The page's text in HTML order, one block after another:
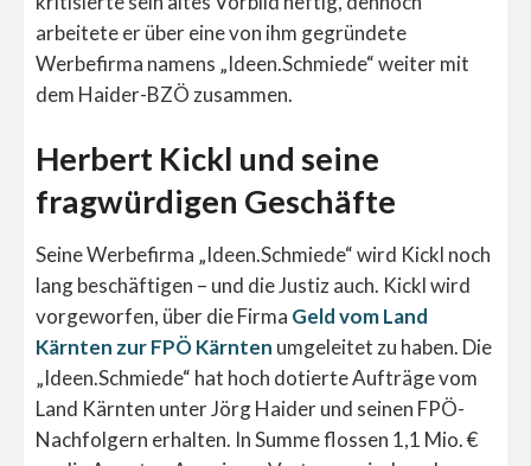
arbeitete er über eine von ihm gegründete
Werbefirma namens „Ideen.Schmiede“ weiter mit
dem Haider-BZÖ zusammen.
Herbert Kickl und seine
fragwürdigen Geschäfte
Seine Werbefirma „Ideen.Schmiede“ wird Kickl noch
lang beschäftigen – und die Justiz auch. Kickl wird
vorgeworfen, über die Firma Geld vom Land
Kärnten zur FPÖ Kärnten umgeleitet zu haben. Die
„Ideen.Schmiede“ hat hoch dotierte Aufträge vom
Land Kärnten unter Jörg Haider und seinen FPÖ-
Nachfolgern erhalten. In Summe flossen 1,1 Mio. €